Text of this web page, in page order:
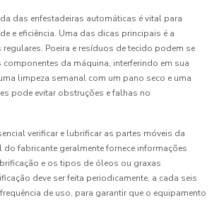
das enfestadeiras automáticas é vital para
e eficiência. Uma das dicas principais é a
Poeira e resíduos de tecido podem se
da máquina, interferindo em sua
limpeza semanal com um pano seco e uma
pode evitar obstruções e falhas no
verificar e lubrificar as partes móveis da
do fabricante geralmente fornece informações
e os tipos de óleos ou graxas
deve ser feita periodicamente, a cada seis
de uso, para garantir que o equipamento